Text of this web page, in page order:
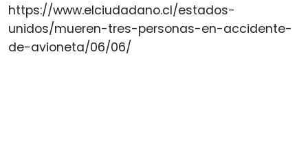
https://www.elciudadano.cl/estados-
unidos/mueren-tres-personas-en-accidente-
de-avioneta/06/06/